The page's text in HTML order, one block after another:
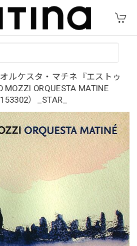
ルケスタ・マチネ『エストゥ
MOZZI ORQUESTA MATINE
）_STAR_